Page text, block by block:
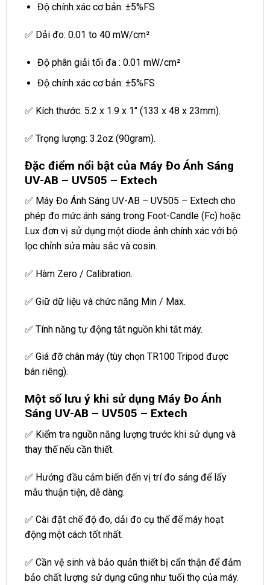
Độ chính xác cơ bản: ±5%FS
✅ Dải đo: 0.01 to 40 mW/cm²
Độ phân giải tối đa : 0.01 mW/cm²
Độ chính xác cơ bản: ±5%FS
✅ Kích thước: 5.2 x 1.9 x 1″ (133 x 48 x 23mm).
✅ Trọng lượng: 3.2oz (90gram).
Đặc điểm nổi bật của Máy Đo Ánh Sáng
UV-AB – UV505 – Extech
✅ Máy Đo Ánh Sáng UV-AB – UV505 – Extech cho
phép đo mức ánh sáng trong Foot-Candle (Fc) hoặc
Lux đơn vị sử dụng một diode ảnh chính xác với bộ
lọc chỉnh sửa màu sắc và cosin.
✅ Hàm Zero / Calibration.
✅ Giữ dữ liệu và chức năng Min / Max.
✅ Tính năng tự động tắt nguồn khi tắt máy.
✅ Giá đỡ chân máy (tùy chọn TR100 Tripod được
bán riêng).
Một số lưu ý khi sử dụng Máy Đo Ánh
Sáng UV-AB – UV505 – Extech
✅ Kiểm tra nguồn năng lượng trước khi sử dụng và
thay thế nếu cần thiết.
✅ Hướng đầu cảm biến đến vị trí đo sáng để lấy
mẫu thuận tiện, dễ dàng.
✅ Cài đặt chế độ đo, dải đo cụ thể để máy hoạt
động một cách tốt nhất.
✅ Cần vệ sinh và bảo quản thiết bị cẩn thận để đảm
bảo chất lượng sử dụng cũng như tuổi thọ của máy.